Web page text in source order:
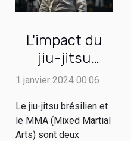
L'impact du
jiu-jitsu
brésilien et
sport
contemporain
1 janvier 2024 00:06
Le jiu-jitsu brésilien et
le MMA (Mixed Martial
Arts) sont deux